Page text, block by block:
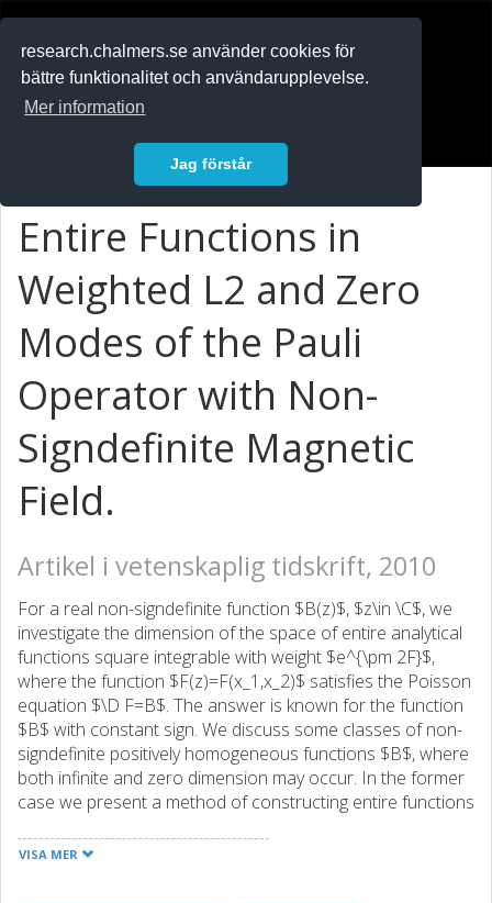
research.chalmers.se använder cookies för
bättre funktionalitet och användarupplevelse.
Mer information
Jag förstår
Entire Functions in
Weighted L2 and Zero
Modes of the Pauli
Operator with Non-
Signdefinite Magnetic
Field.
Artikel i vetenskaplig tidskrift, 2010
For a real non-signdefinite function $B(z)$, $z\in \C$, we
investigate the dimension of the space of entire analytical
functions square integrable with weight $e^{\pm 2F}$,
where the function $F(z)=F(x_1,x_2)$ satisfies the Poisson
equation $\D F=B$. The answer is known for the function
$B$ with constant sign. We discuss some classes of non-
signdefinite positively homogeneous functions $B$, where
both infinite and zero dimension may occur. In the former
case we present a method of constructing entire functions
The topic is closely related with the question of the
VISA MER